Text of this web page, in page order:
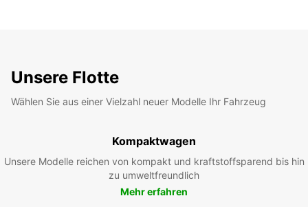
Unsere Flotte
Wählen Sie aus einer Vielzahl neuer Modelle Ihr Fahrzeug
Kompaktwagen
Unsere Modelle reichen von kompakt und kraftstoffsparend bis hin
zu umweltfreundlich
Mehr erfahren